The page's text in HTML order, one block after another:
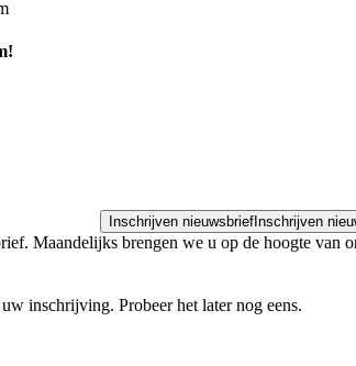
Inschrijven nieuwsbrief Inschrijven
Maandelijks brengen we u op de hoogte van
inschrijving. Probeer het later nog eens.